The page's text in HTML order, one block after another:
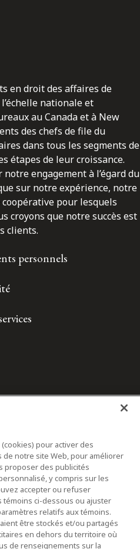
en droit des affaires de
nationale et
au Canada et à New
des chefs de file du
dans tous les segments de
étapes de leur croissance.
engagement à l’égard du
sur notre expérience, notre
pour lesquels
croyons que notre succès est
clients.
personnels
s.r.l.
| Ottawa | New York
pour activer des
notre site Web, pour améliorer
proposer des publicités
y compris sur les
accepter ou refuser
témoins ci-dessous ou ajuster
relatifs aux témoins.
être stockés et/ou partagés
en dehors du territoire où
de renseignements sur la